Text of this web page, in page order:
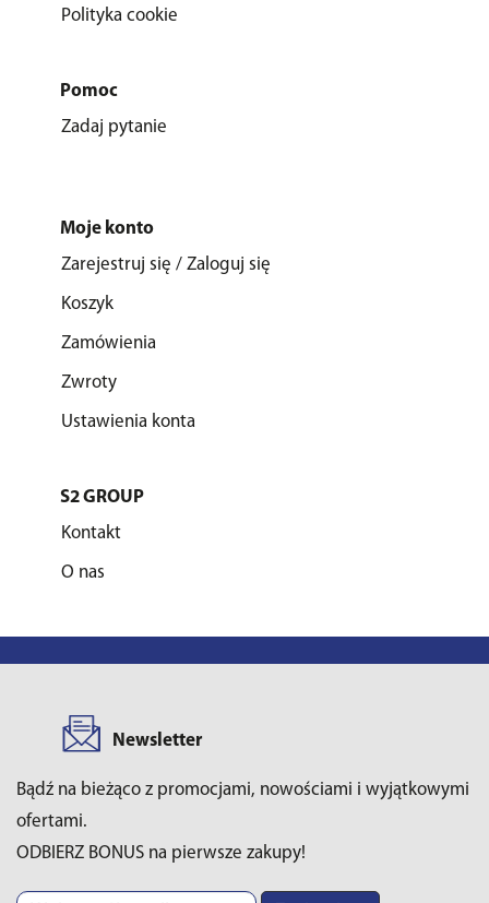
Polityka cookie
Pomoc
Zadaj pytanie
Moje konto
Zarejestruj się / Zaloguj się
Koszyk
Zamówienia
Zwroty
Ustawienia konta
S2 GROUP
Kontakt
O nas
Newsletter
Bądź na bieżąco z promocjami, nowościami i wyjątkowymi
ofertami.
ODBIERZ BONUS na pierwsze zakupy!